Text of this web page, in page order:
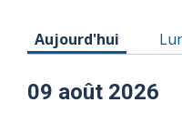
Horaire du
Aujourd'hui
09 août 2026